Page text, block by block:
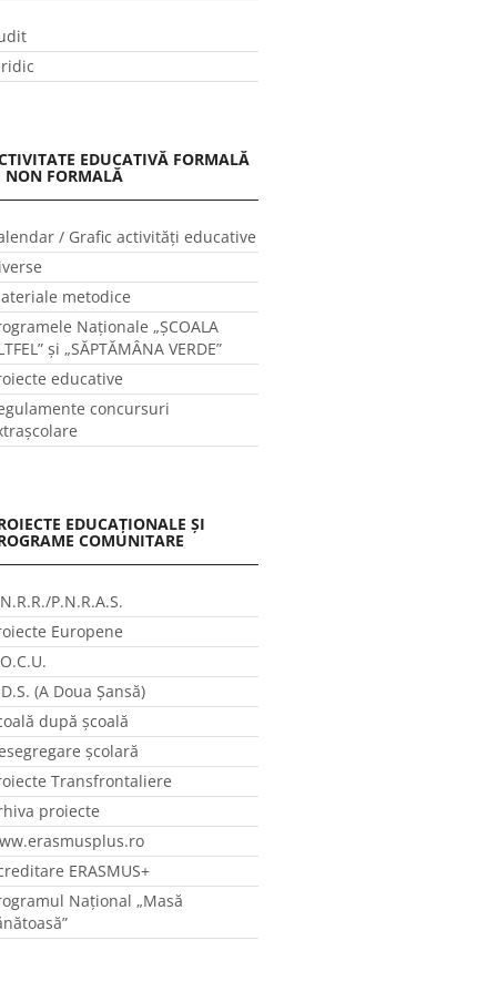
EDUCATIVĂ FORMALĂ
NON FORMALĂ
/ Grafic activităţi educative
metodice
Naţionale „ŞCOALA
și „SĂPTĂMÂNA VERDE”
educative
concursuri
EDUCAȚIONALE ȘI
COMUNITARE
P.N.R.A.S.
Europene
(A Doua Șansă)
după școală
școlară
Transfrontaliere
proiecte
ERASMUS+
Național „Masă